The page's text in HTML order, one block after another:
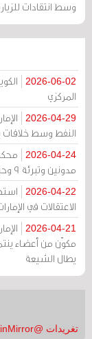
وسط انتقادات
2026-06-02
المركزي
2026-04-29
النفط وسط خلافات
2026-04-24
مدونين وتبرئة 9 وحبس 18 متهماً بالتعاطف مع إيران
2026-04-22
الاعتقالات في
2026-04-21
مكوّن من أعضاء
يطال الشيعة
تغريدات @BahrainMirror